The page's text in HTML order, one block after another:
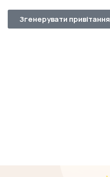
Згенерувати привітання